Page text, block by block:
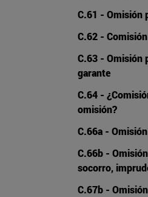
C.61 - Omisión
C.62 -
C.63 - Omisión
garante
C.64 -
omisión?
C.66a -
C.66b -
socorro,
C.67b -